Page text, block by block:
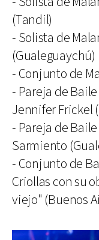
(Tandil)
- Solista de
(Gualeguaychú)
- Conjunto de
- Pareja de
Jennifer Frickel
- Pareja de
Sarmiento
- Conjunto de
Criollas con su
viejo" (Buenos